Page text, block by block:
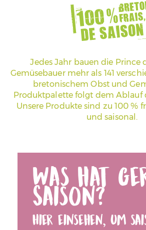
Jedes Jahr bauen die Prince
Gemüsebauer mehr als 141
bretonischem Obst und
Produktpalette folgt dem Ablauf
Unsere Produkte sind zu 100 %
und saisonal.
Was hat
Saison?
Hier einsehen, um